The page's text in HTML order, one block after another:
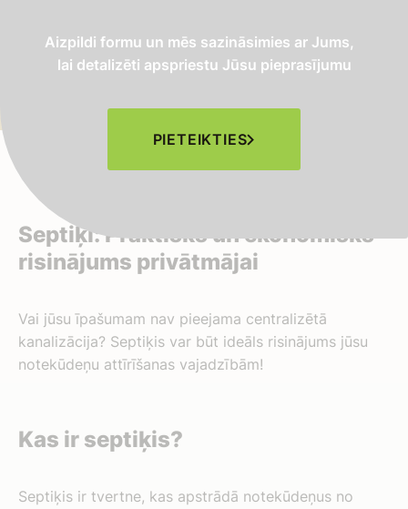
Septiķi: Praktisks un ekonomisks
risinājums privātmājai
Vai jūsu īpašumam nav pieejama centralizētā
kanalizācija? Septiķis var būt ideāls risinājums jūsu
notekūdeņu attīrīšanas vajadzībām!
Kas ir septiķis?
Septiķis ir tvertne, kas apstrādā notekūdeņus no
Aizpildi formu un mēs sazināsimies ar Jums,
lai detalizēti apspriestu Jūsu pieprasījumu
PIETEIKTIES